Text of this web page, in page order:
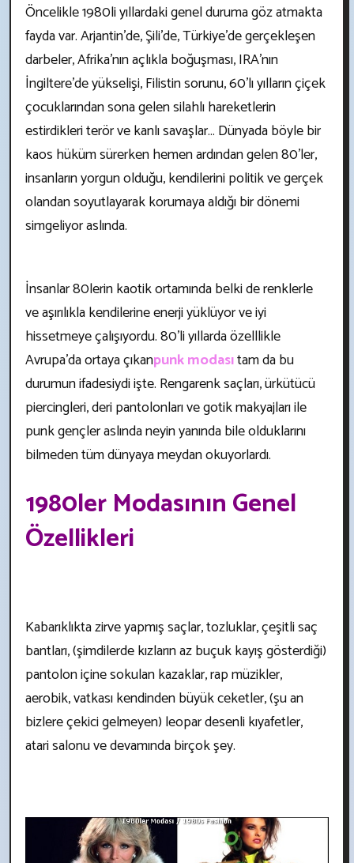
Öncelikle 1980li yıllardaki genel duruma göz atmakta
fayda var. Arjantin’de, Şili’de, Türkiye’de gerçekleşen
darbeler, Afrika’nın açlıkla boğuşması, IRA’nın
İngiltere’de yükselişi, Filistin sorunu, 60’lı yılların çiçek
çocuklarından sona gelen silahlı hareketlerin
estirdikleri terör ve kanlı savaşlar… Dünyada böyle bir
kaos hüküm sürerken hemen ardından gelen 80’ler,
insanların yorgun olduğu, kendilerini politik ve gerçek
olandan soyutlayarak korumaya aldığı bir dönemi
simgeliyor aslında.
İnsanlar 80lerin kaotik ortamında belki de renklerle
ve aşırılıkla kendilerine enerji yüklüyor ve iyi
hissetmeye çalışıyordu. 80’li yıllarda özelllikle
Avrupa’da ortaya çıkanpunk modasıtam da bu
durumun ifadesiydi işte. Rengarenk saçları, ürkütücü
piercingleri, deri pantolonları ve gotik makyajları ile
punk gençler aslında neyin yanında bile olduklarını
bilmeden tüm dünyaya meydan okuyorlardı.
1980ler Modasının Genel
Özellikleri
Kabarıklıkta zirve yapmış saçlar, tozluklar, çeşitli saç
bantları, (şimdilerde kızların az buçuk kayış gösterdiği)
pantolon içine sokulan kazaklar, rap müzikler,
aerobik, vatkası kendinden büyük ceketler, (şu an
bizlere çekici gelmeyen) leopar desenli kıyafetler,
atari salonu ve devamında birçok şey.